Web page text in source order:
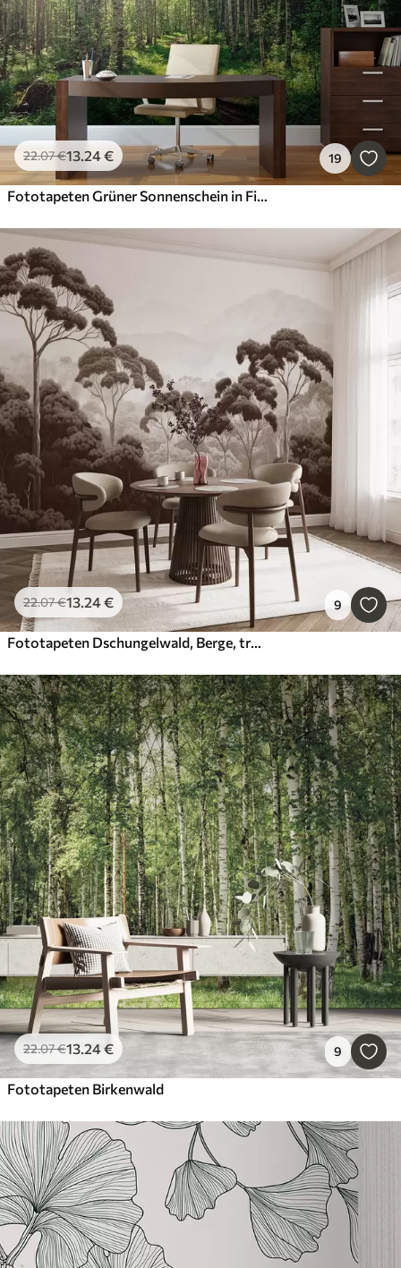
22.07€13.24€ 19
Fototapeten Grüner Sonnenschein in Finnland
22.07€13.24€ 9
Fototapeten Dschungelwald, Berge, tropisch, Natur, große Bäume, braune Farben
22.07€13.24€ 9
Fototapeten Birkenwald